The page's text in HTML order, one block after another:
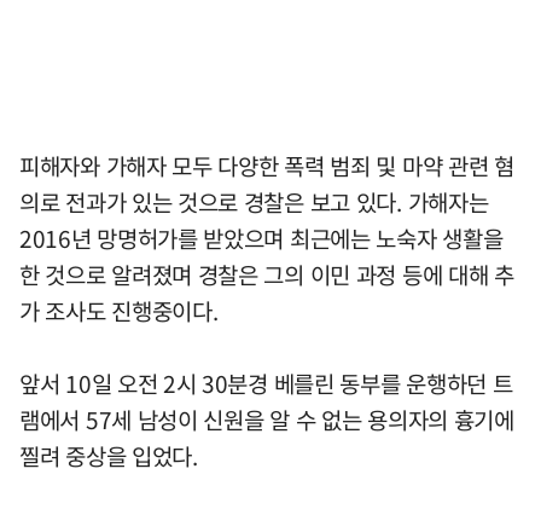
피해자와 가해자 모두 다양한 폭력 범죄 및 마약 관련 혐
의로 전과가 있는 것으로 경찰은 보고 있다. 가해자는
2016년 망명허가를 받았으며 최근에는 노숙자 생활을
한 것으로 알려졌며 경찰은 그의 이민 과정 등에 대해 추
가 조사도 진행중이다.
앞서 10일 오전 2시 30분경 베를린 동부를 운행하던 트
램에서 57세 남성이 신원을 알 수 없는 용의자의 흉기에
찔려 중상을 입었다.